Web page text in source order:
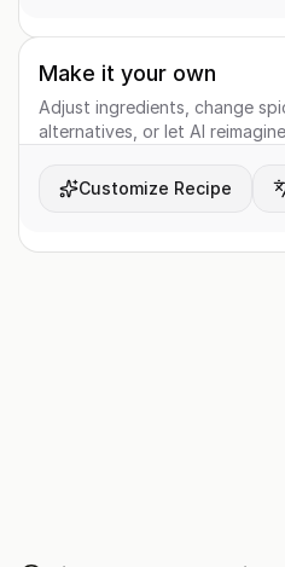
Make it your own
Adjust ingredients, change
alternatives, or let AI
Customize Recipe